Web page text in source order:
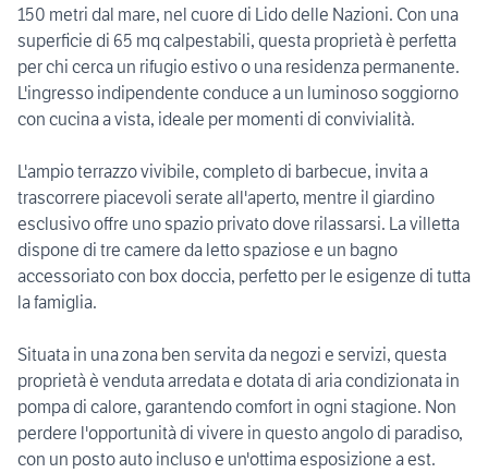
150 metri dal mare, nel cuore di Lido delle Nazioni. Con una
superficie di 65 mq calpestabili, questa proprietà è perfetta
per chi cerca un rifugio estivo o una residenza permanente.
L'ingresso indipendente conduce a un luminoso soggiorno
con cucina a vista, ideale per momenti di convivialità.
L'ampio terrazzo vivibile, completo di barbecue, invita a
trascorrere piacevoli serate all'aperto, mentre il giardino
esclusivo offre uno spazio privato dove rilassarsi. La villetta
dispone di tre camere da letto spaziose e un bagno
accessoriato con box doccia, perfetto per le esigenze di tutta
la famiglia.
Situata in una zona ben servita da negozi e servizi, questa
proprietà è venduta arredata e dotata di aria condizionata in
pompa di calore, garantendo comfort in ogni stagione. Non
perdere l'opportunità di vivere in questo angolo di paradiso,
con un posto auto incluso e un'ottima esposizione a est.